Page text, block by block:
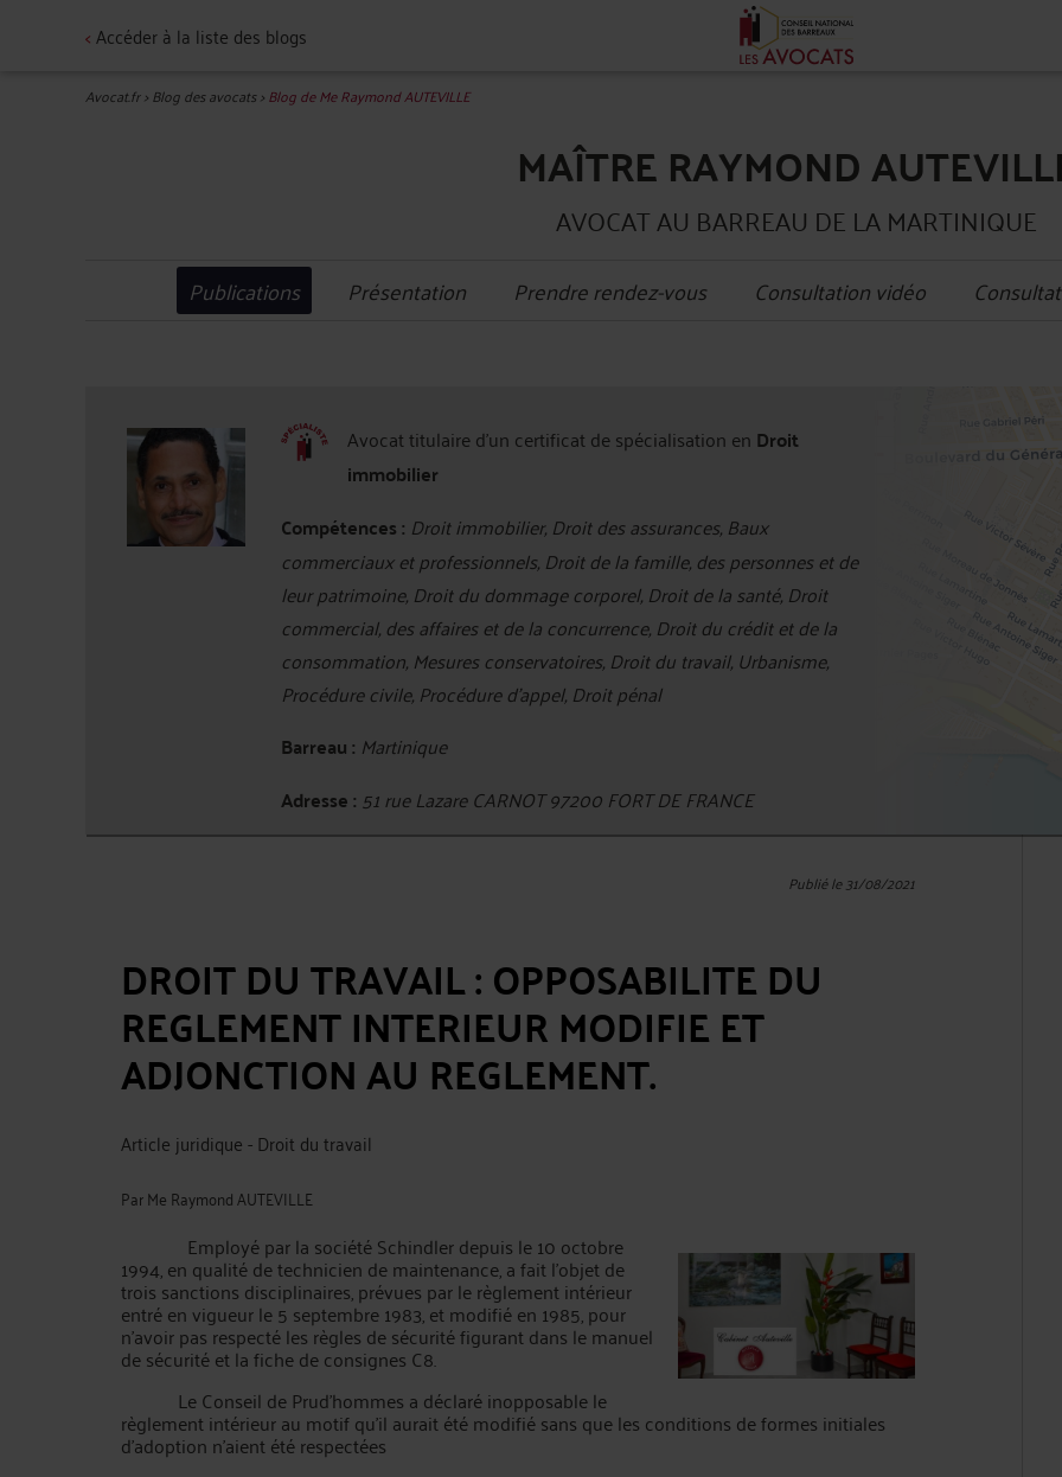
<Accéder à la liste des blogs
Avocat.fr>Blog des avocats>Blog de Me Raymond AUTEVILLE
MAÎTRE RAYMOND
AVOCAT AU BARREAU DE LA MARTINIQUE
Publications Présentation Prendre rendez-vous Consultation vidéo
Avocat titulaire d'un certificat de spécialisation en Droit
immobilier
Compétences : Droit immobilier, Droit des assurances, Baux
commerciaux et professionnels, Droit de la famille, des personnes et de
leur patrimoine, Droit du dommage corporel, Droit de la santé, Droit
commercial, des affaires et de la concurrence, Droit du crédit et de la
consommation, Mesures conservatoires, Droit du travail, Urbanisme,
Procédure civile, Procédure d'appel, Droit pénal
Barreau : Martinique
Adresse : 51 rue Lazare CARNOT 97200 FORT DE FRANCE
Publié le 31/08/2021
DROIT DU TRAVAIL : OPPOSABILITE DU
REGLEMENT INTERIEUR MODIFIE ET
ADJONCTION AU REGLEMENT.
Article juridique - Droit du travail
ParMe Raymond AUTEVILLE
Employé par la société Schindler depuis le 10 octobre
1994, en qualité de technicien de maintenance, a fait l'objet de
trois sanctions disciplinaires, prévues par le règlement intérieur
entré en vigueur le 5 septembre 1983, et modifié en 1985, pour
n'avoir pas respecté les règles de sécurité figurant dans le manuel
de sécurité et la fiche de consignes C8.
Le Conseil de Prud’hommes a déclaré inopposable le
règlement intérieur au motif qu’il aurait été modifié sans que les conditions de formes initiales
d’adoption n’aient été respectées